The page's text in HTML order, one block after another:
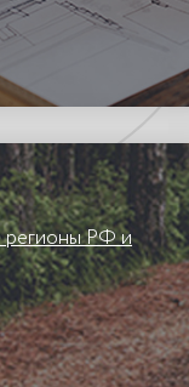
регионы РФ и